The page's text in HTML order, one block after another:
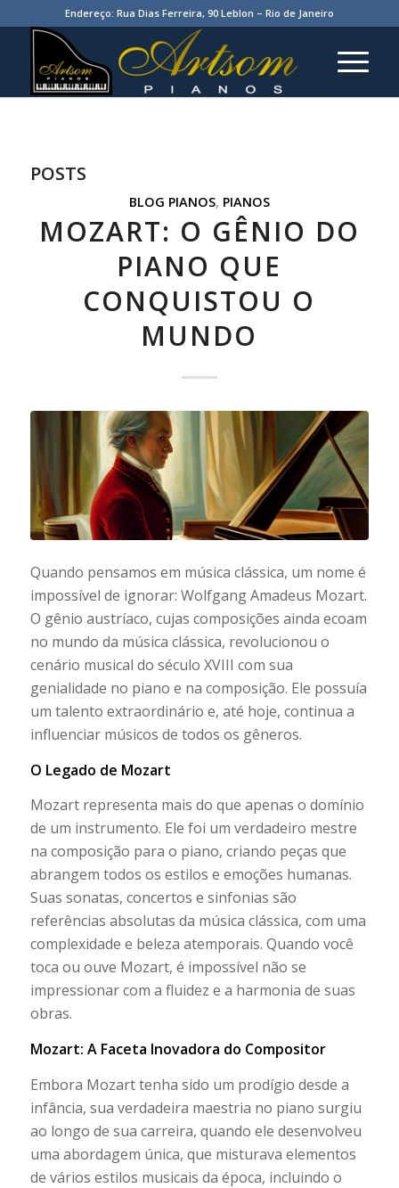
Endereço: Rua Dias Ferreira, 90 Leblon – Rio de Janeiro
POSTS
BLOG PIANOS, PIANOS
MOZART: O GÊNIO DO
PIANO QUE
CONQUISTOU O
MUNDO
Quando pensamos em música clássica, um nome é
impossível de ignorar: Wolfgang Amadeus Mozart.
O gênio austríaco, cujas composições ainda ecoam
no mundo da música clássica, revolucionou o
cenário musical do século XVIII com sua
genialidade no piano e na composição. Ele possuía
um talento extraordinário e, até hoje, continua a
influenciar músicos de todos os gêneros.
O Legado de Mozart
Mozart representa mais do que apenas o domínio
de um instrumento. Ele foi um verdadeiro mestre
na composição para o piano, criando peças que
abrangem todos os estilos e emoções humanas.
Suas sonatas, concertos e sinfonias são
referências absolutas da música clássica, com uma
complexidade e beleza atemporais. Quando você
toca ou ouve Mozart, é impossível não se
impressionar com a fluidez e a harmonia de suas
obras.
Mozart: A Faceta Inovadora do Compositor
Embora Mozart tenha sido um prodígio desde a
infância, sua verdadeira maestria no piano surgiu
ao longo de sua carreira, quando ele desenvolveu
uma abordagem única, que misturava elementos
de vários estilos musicais da época, incluindo o